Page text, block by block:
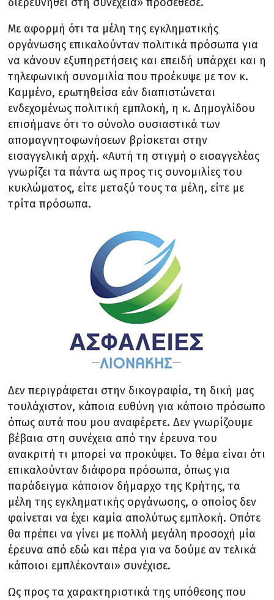
Με αφορμή ότι τα μέλη της εγκληματικής
οργάνωσης επικαλούνταν πολιτικά πρόσωπα για
να κάνουν εξυπηρετήσεις και επειδή υπάρχει και η
τηλεφωνική συνομιλία που προέκυψε με τον κ.
Καμμένο, ερωτηθείσα εάν διαπιστώνεται
ενδεχομένως πολιτική εμπλοκή, η κ. Δημογλίδου
επισήμανε ότι το σύνολο ουσιαστικά των
απομαγνητοφωνήσεων βρίσκεται στην
εισαγγελική αρχή. «Αυτή τη στιγμή ο εισαγγελέας
γνωρίζει τα πάντα ως προς τις συνομιλίες του
κυκλώματος, είτε μεταξύ τους τα μέλη, είτε με
τρίτα πρόσωπα.
Δεν περιγράφεται στην δικογραφία, τη δική μας
τουλάχιστον, κάποια ευθύνη για κάποιο πρόσωπο
όπως αυτά που μου αναφέρετε. Δεν γνωρίζουμε
βέβαια στη συνέχεια από την έρευνα του
ανακριτή τι μπορεί να προκύψει. Το θέμα είναι ότι
επικαλούνταν διάφορα πρόσωπα, όπως για
παράδειγμα κάποιον δήμαρχο της Κρήτης, τα
μέλη της εγκληματικής οργάνωσης, ο οποίος δεν
φαίνεται να έχει καμία απολύτως εμπλοκή. Οπότε
θα πρέπει να γίνει με πολλή μεγάλη προσοχή μία
έρευνα από εδώ και πέρα για να δούμε αν τελικά
κάποιοι εμπλέκονται» συνέχισε.
Ως προς τα χαρακτηριστικά της υπόθεσης που